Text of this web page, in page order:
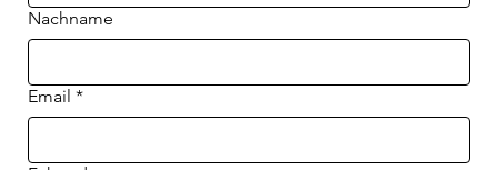
Nachname
Email *